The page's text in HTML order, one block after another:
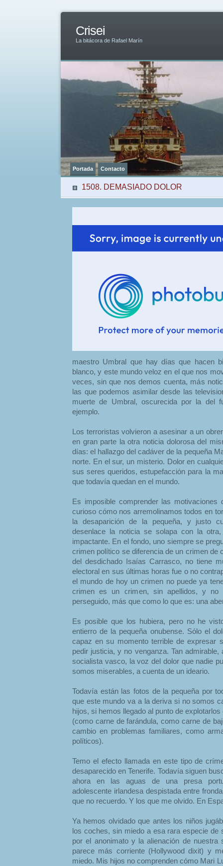
Crisei
La bitácora de Rafael Marín
Portada Contacto
1508. DEMASIADO DOLOR
maestro Umbral que hay días que hacen
blanco, y este mundo veloz en el que nos
veces, sin que nos demos cuenta, más
las que podemos asimilar desde las
muerte de Umbral, oscurecida por la del
ejemplo.
Los terroristas volvieron a asesinar a un
en gran parte la otra noticia dolorosa del
días: el hallazgo del cadáver de la pequeña
norte. En el sur, un misterio. Dolor en
sus seres queridos, estupefacción para la
que todavía quedan en el mundo.
Es imposible comprender las
curioso cómo nos arremolinamos todos en
la desaparición de la pequeña, y justo
desenlace la noticia se solapa con la otra,
impactante. En el fondo, uno siempre se
crimen político se diferencia de un crimen de
del desdichado Isaías Carrasco, no tiene
electoral en sus últimas horas fue o no
el mundo de hoy un crimen no puede ya
crimen es un crimen, sin apellidos, y no
perseguido, más que como lo que es: una
Es posible que los hubiera, pero no he
entierro de la pequeña onubense. Sólo el
capaz en su momento terrible de expresar
pedir justicia, y no venganza. Tan
socialista vasco, la voz del dolor que nadie
somos miserables, a cuenta de un ideario.
Todavía están las fotos de la pequeña por
que este mundo va a la deriva si no somos
hijos, si hemos llegado al punto de
(como carne de farándula, como carne de
cambio en problemas familiares, como
políticos).
Temo el efecto llamada en este tipo de
desaparecido en Tenerife. Todavía siguen
ahora en las aguas de una presa
adolescente irlandesa despistada entre
que no recuerdo. Y los que me olvido. En
Ya hemos olvidado que antes los niños
los coches, sin miedo a esa rara especie de
por el anonimato y la alienación de nuestra
parece más corriente (Hollywood dixit) y
miedo. Mis hijos no comprenden cómo Mari